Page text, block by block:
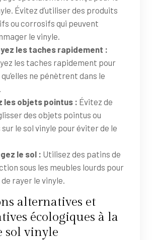
Évitez d’utiliser des produits
ou corrosifs qui peuvent
le vinyle.
les taches rapidement :
les taches rapidement pour
ne pénètrent dans le
les objets pointus : Évitez de
des objets pointus ou
sur le sol vinyle pour éviter de le
le sol : Utilisez des patins de
sous les meubles lourds pour
rayer le vinyle.
alternatives et
écologiques à la
sol vinyle